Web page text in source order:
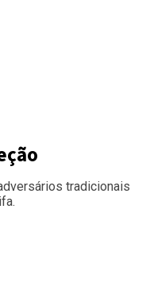
tradicionais